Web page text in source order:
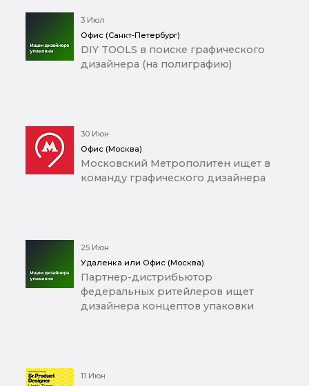
3 Июл
Офис (Санкт-Петербург)
DIY TOOLS в поиске графического
дизайнера (на полиграфию)
30 Июн
Офис (Москва)
Московский Метрополитен ищет в
команду графического дизайнера
25 Июн
Удаленка или Офис (Москва)
Партнер-дистрибьютор
федеральных ритейлеров ищет
дизайнера концептов упаковки
11 Июн